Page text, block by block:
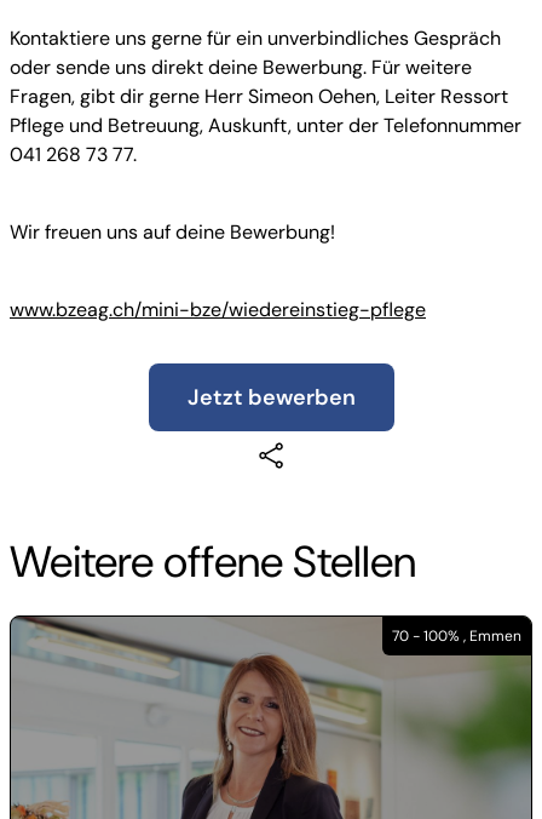
Kontaktiere uns gerne für ein unverbindliches Gespräch
oder sende uns direkt deine Bewerbung. Für weitere
Fragen, gibt dir gerne Herr Simeon Oehen, Leiter Ressort
Pflege und Betreuung, Auskunft, unter der Telefonnummer
041 268 73 77.
Wir freuen uns auf deine Bewerbung!
www.bzeag.ch/mini-bze/wiedereinstieg-pflege
Jetzt bewerben
Weitere offene Stellen
70 - 100% , Emmen